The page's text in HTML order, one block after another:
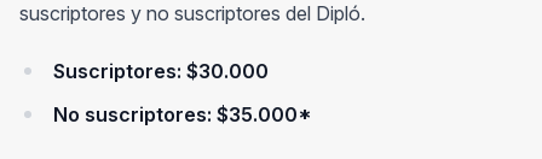
suscriptores y no suscriptores del Dipló.
Suscriptores: $30.000
No suscriptores: $35.000*